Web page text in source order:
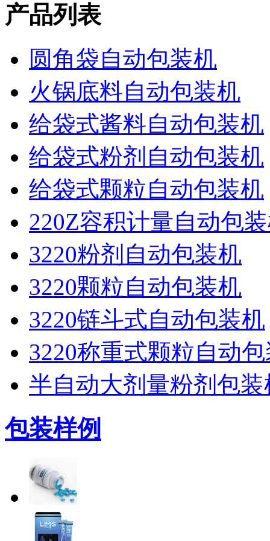
产品列表
圆角袋自动包装机
火锅底料自动包装机
给袋式酱料自动包装机
给袋式粉剂自动包装机
给袋式颗粒自动包装机
220Z容积计量自动包
3220粉剂自动包装机
3220颗粒自动包装机
3220链斗式自动包装机
3220称重式颗粒自动
半自动大剂量粉剂包装
包装样例